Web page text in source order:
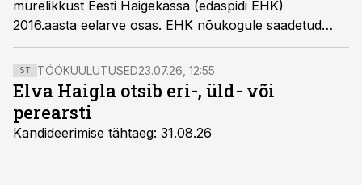
murelikkust Eesti Haigekassa (edaspidi EHK)
2016.aasta eelarve osas. EHK nõukogule saadetud
materjalidest nähtub, et eelarve projekti I ja II lugemise
vahel on eriarstiabi eelarvet vähendatud täiendavalt
7,5 miljoni euro võrra.
ST TÖÖKUULUTUSED23.07.26, 12:55
Elva Haigla otsib eri-, üld- või
perearsti
Kandideerimise tähtaeg: 31.08.26